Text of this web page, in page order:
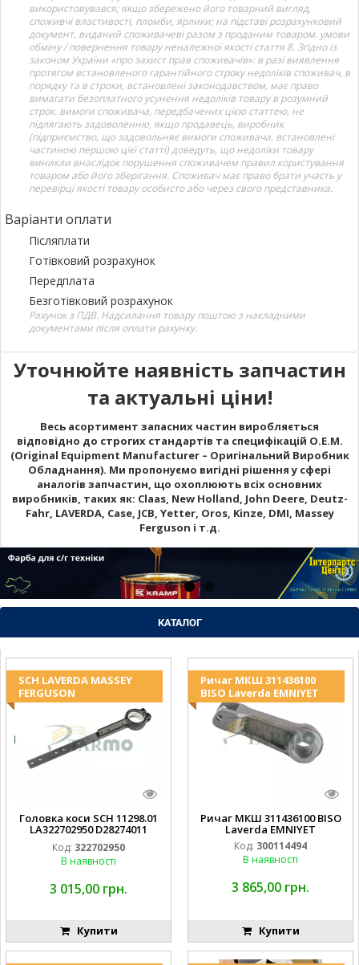
використовувався; якщо збережено його товарний вигляд,
споживчі властивості, пломби, ярлики; на підставі розрахунковий
документ, виданий споживачеві разом з проданим товаром. умови
обміну / повернення товару неналежної якості стаття 8. Згідно із
законом України «про захист прав споживачів»: в разі виявлення
протягом встановленого гарантійного строку недоліків споживач, в
порядку та в строки, встановлені законодавством, має право
вимагати безоплатного усунення недоліків товару в розумний
строк. вимоги споживача, передбачених цією статтею, не
підлягають задоволенню, якщо продавець, виробник
(підприємство, що задовольняє вимоги споживача, встановлені
частиною першою цієї статті) доведуть, що недоліки товару
виникли внаслідок порушення споживачем правил користування
товаром або його зберігання. Споживач має право брати участь у
перевірці якості товару особисто або через свого представника.
Варіанти оплати
Післяплати
Готівковий розрахунок
Передплата
Безготівковий розрахунок
Рахунок з ПДВ. Надсилання товару поштою з накладними
документами після оплати рахунку.
Уточнюйте наявність запчастин
та актуальні ціни!
Весь асортимент запасних частин виробляється
відповідно до строгих стандартів та специфікацій O.E.M.
(Original Equipment Manufacturer – Оригінальний Виробник
Обладнання). Ми пропонуємо вигідні рішення у сфері
аналогів запчастин, що охоплюють всіх основних
виробників, таких як: Claas, New Holland, John Deere, Deutz-
Fahr, LAVERDA, Case, JCB, Yetter, Oros, Kinze, DMI, Massey
Ferguson і т.д.
КАТАЛОГ
SCH LAVERDA MASSEY
FERGUSON
Головка коси SCH 11298.01
LA322702950 D28274011
EMNIYET
Код: 322702950
В наявності
3 015,00 грн.
Купити
Ричаг МКШ 311436100
BISO Laverda EMNIYET
Ричаг МКШ 311436100 BISO
Laverda EMNIYET
Код: 300114494
В наявності
3 865,00 грн.
Купити